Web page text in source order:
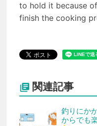
to hold it because
finish the cooking
 関連記事
釣りにか
からでも